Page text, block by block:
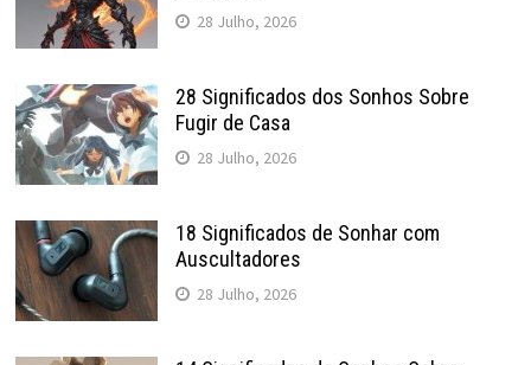
28 Julho, 2026
28 Significados dos Sonhos Sobre
Fugir de Casa
28 Julho, 2026
18 Significados de Sonhar com
Auscultadores
28 Julho, 2026